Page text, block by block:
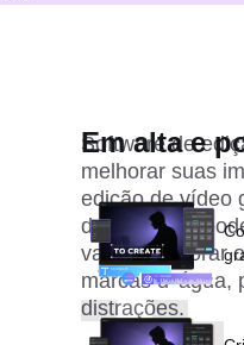
Software de
melhorar suas
edição de vídeo
d 'água, que
vamos explorar
marcas d' água,
distrações.
Em alta e